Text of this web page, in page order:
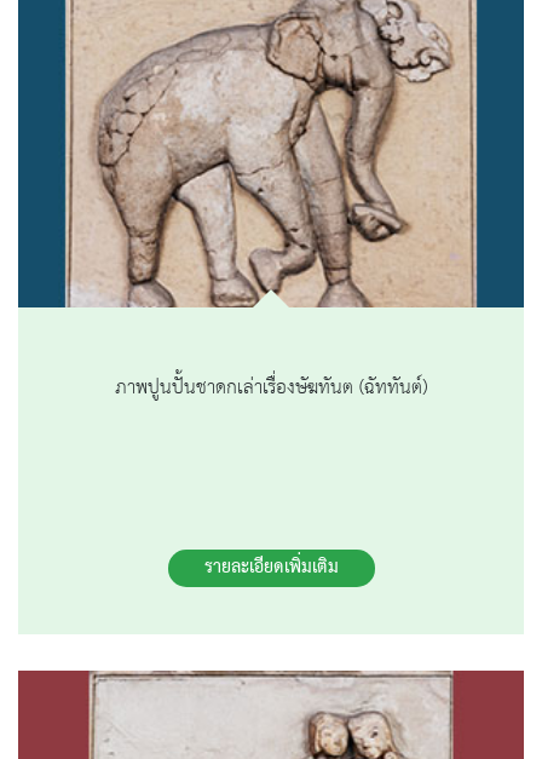
ภาพปูนปั้นชาดกเล่าเรื่องษัฆทันต (ฉัททันต์)
รายละเอียดเพิ่มเติม